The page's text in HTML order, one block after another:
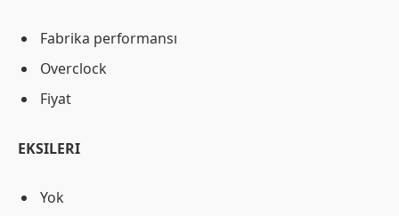
Fabrika performansı
Overclock
Fiyat
EKSILERI
Yok